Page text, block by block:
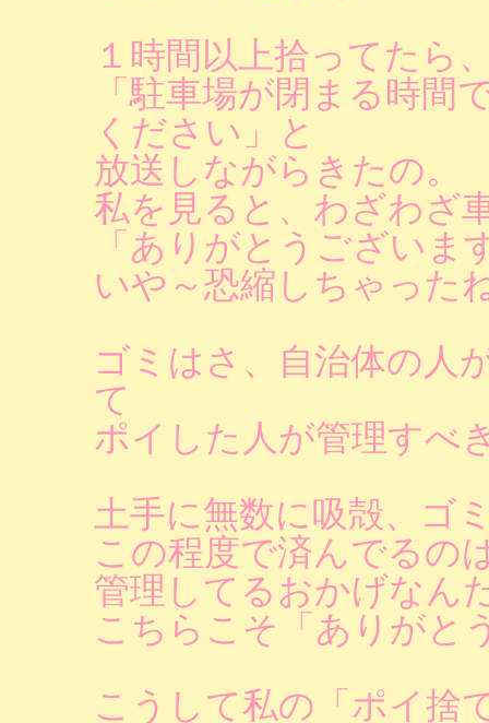
１時間以上拾ってたら
「駐車場が閉まる時間
ください」と
放送しながらきたの。
私を見ると、わざわざ
「ありがとうございま
いや～恐縮しちゃった
ゴミはさ、自治体の人
て
ポイした人が管理すべ
土手に無数に吸殻、ゴ
この程度で済んでるの
管理してるおかげなん
こちらこそ「ありがと
こうして私の「ポイ捨